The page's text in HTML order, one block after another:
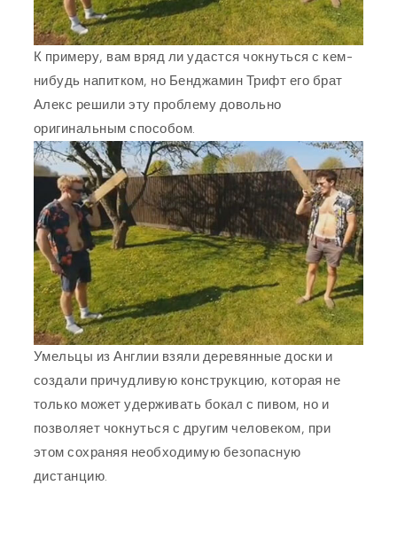
К примеру, вам вряд ли удастся чокнуться с кем-
нибудь напитком, но Бенджамин Трифт его брат
Алекс решили эту проблему довольно
оригинальным способом.
Умельцы из Англии взяли деревянные доски и
создали причудливую конструкцию, которая не
только может удерживать бокал с пивом, но и
позволяет чокнуться с другим человеком, при
этом сохраняя необходимую безопасную
дистанцию.